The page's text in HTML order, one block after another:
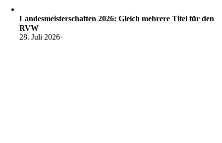
Landesmeisterschaften 2026: Gleich mehrere Titel für den
RVW
28. Juli 2026·